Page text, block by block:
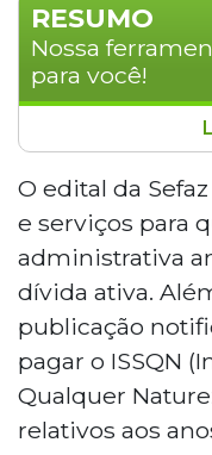
RESUMO
Nossa
para você!
A Prefeitura de
edital
de 2020 e
1.874.835,45,
União (12
Estado (10
própria
devedores têm
situação
inscrição em
cobrança
O edital da
e serviços para
administrativa
dívida ativa.
publicação
pagar o ISSQN
Qualquer
relativos aos